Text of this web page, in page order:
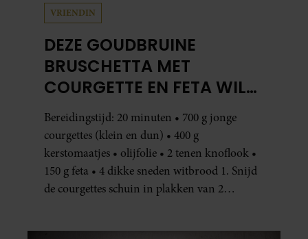
VRIENDIN
DEZE GOUDBRUINE
BRUSCHETTA MET
COURGETTE EN FETA WIL
JE METEEN MAKEN
Bereidingstijd: 20 minuten • 700 g jonge
courgettes (klein en dun) • 400 g
kerstomaatjes • olijfolie • 2 tenen knoflook •
150 g feta • 4 dikke sneden witbrood 1. Snijd
de courgettes schuin in plakken van 2